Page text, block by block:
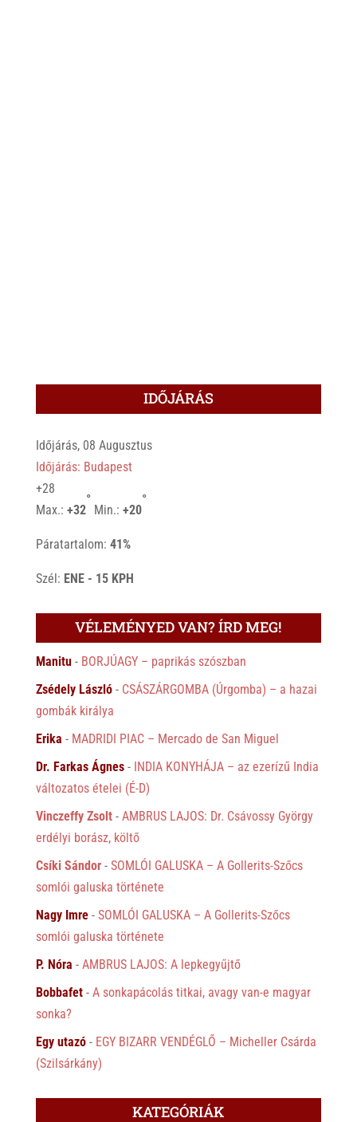
IDŐJÁRÁS
Időjárás, 08 Augusztus
Időjárás: Budapest
+28
Max.: +32
°
Min.: +20
°
Páratartalom: 41%
Szél: ENE - 15 KPH
VÉLEMÉNYED VAN? ÍRD MEG!
Manitu- BORJÚAGY – paprikás szószban
Zsédely László- CSÁSZÁRGOMBA (Úrgomba) – a hazai
gombák királya
Erika - MADRIDI PIAC – Mercado de San Miguel
Dr. Farkas Ágnes- INDIA KONYHÁJA – az ezerízű India
változatos ételei (É-D)
Vinczeffy Zsolt- AMBRUS LAJOS: Dr. Csávossy György
erdélyi borász, költő
Csíki Sándor- SOMLÓI GALUSKA – A Gollerits-Szőcs
somlói galuska története
Nagy Imre- SOMLÓI GALUSKA – A Gollerits-Szőcs
somlói galuska története
P. Nóra - AMBRUS LAJOS: A lepkegyűjtő
Bobbafet- A sonkapácolás titkai, avagy van-e magyar
sonka?
Egy utazó- EGY BIZARR VENDÉGLŐ – Micheller Csárda
(Szilsárkány)
KATEGÓRIÁK